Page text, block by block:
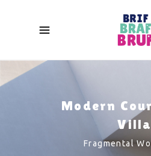
Modern
Villa
Fragmental